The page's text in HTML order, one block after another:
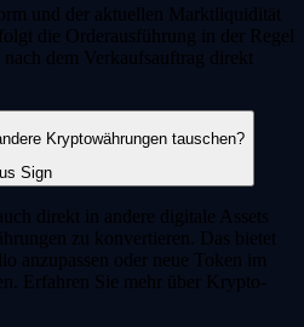
und der aktuellen Marktliquidität
die Orderausführung in der Regel
dem Verkaufsauftrag direkt
Kryptowährungen tauschen?
direkt in andere digitale Assets
zu konvertieren. Das bietet
anzupassen oder neue Token im
Erfahren Sie mehr über Krypto-